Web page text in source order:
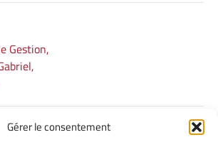
Gérer le consentement
Gestion,